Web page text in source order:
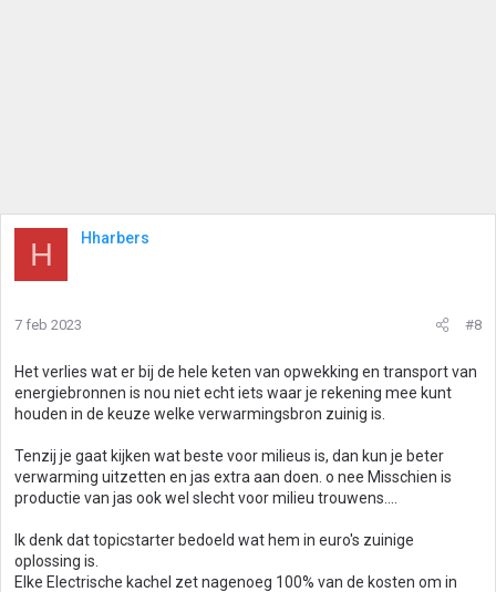
H Hharbers
7 feb 2023 #8
Het verlies wat er bij de hele keten van opwekking en transport van
energiebronnen is nou niet echt iets waar je rekening mee kunt
houden in de keuze welke verwarmingsbron zuinig is.
Tenzij je gaat kijken wat beste voor milieus is, dan kun je beter
verwarming uitzetten en jas extra aan doen. o nee Misschien is
productie van jas ook wel slecht voor milieu trouwens....
Ik denk dat topicstarter bedoeld wat hem in euro's zuinige
oplossing is.
Elke Electrische kachel zet nagenoeg 100% van de kosten om in